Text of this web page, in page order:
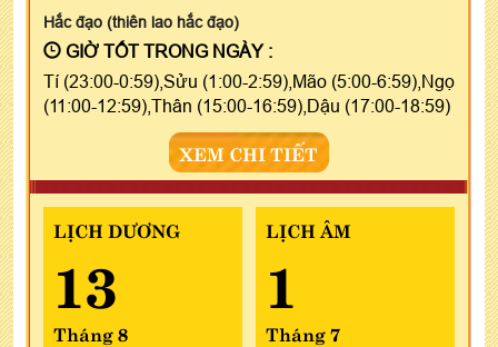
Hắc đạo (thiên lao hắc đạo)
GIỜ TỐT TRONG NGÀY :
Tí (23:00-0:59),Sửu (1:00-2:59),Mão (5:00-6:59),Ngọ
(11:00-12:59),Thân (15:00-16:59),Dậu (17:00-18:59)
XEM CHI TIẾT
LỊCH DƯƠNG
13
Tháng 8
LỊCH ÂM
1
Tháng 7